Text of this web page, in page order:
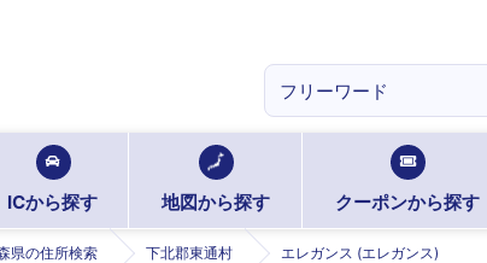
ICから探す 地図から探す クーポンから探す
県の住所検索 下北郡東通村 エレガンス (エレガンス)